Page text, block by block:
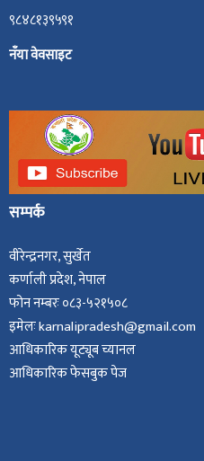
९८४८१३९५९१
नँया वेवसाइट
सम्पर्क
वीरेन्द्रनगर, सुर्खेत
कर्णाली प्रदेश, नेपाल
फोन नम्बरः ०८३-५२१५०८
इमेलः karnalipradesh@gmail.com
आधिकारिक यूट्यूब च्यानल
आधिकारिक फेसबुक पेज